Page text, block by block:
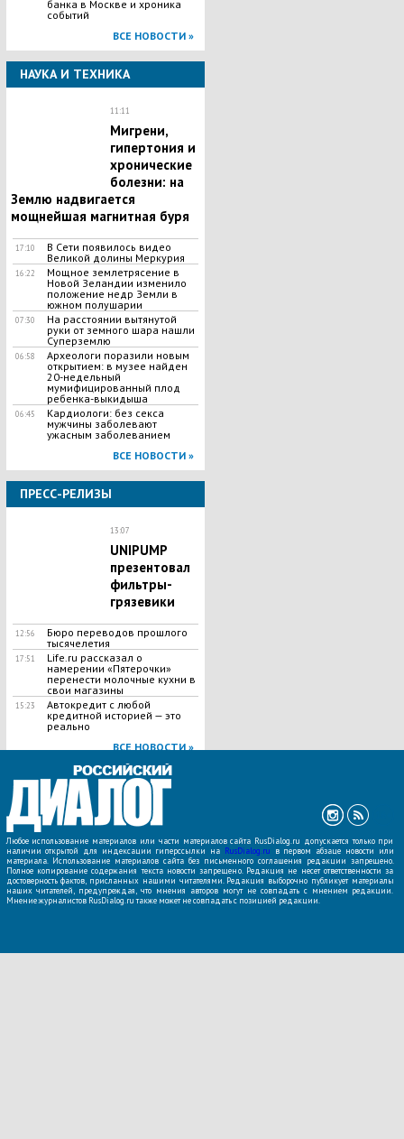
банка в Москве и хроника
событий
ВСЕ НОВОСТИ »
НАУКА И ТЕХНИКА
11:11
Мигрени,
гипертония и
хронические
болезни: на
Землю надвигается
мощнейшая магнитная буря
17:10
В Сети появилось видео
Великой долины Меркурия
16:22
Мощное землетрясение в
Новой Зеландии изменило
положение недр Земли в
южном полушарии
07:30
На расстоянии вытянутой
руки от земного шара нашли
Суперземлю
06:58
Археологи поразили новым
открытием: в музее найден
20-недельный
мумифицированный плод
ребенка-выкидыша
06:45
Кардиологи: без секса
мужчины заболевают
ужасным заболеванием
ВСЕ НОВОСТИ »
ПРЕСС-РЕЛИЗЫ
13:07
UNIPUMP
презентовал
фильтры-
грязевики
12:56
Бюро переводов прошлого
тысячелетия
17:51
Life.ru рассказал о
намерении «Пятерочки»
перенести молочные кухни в
свои магазины
15:23
Автокредит с любой
кредитной историей — это
реально
ВСЕ НОВОСТИ »
Любое использование материалов или части материалов сайта RusDialog.ru допускается только при
наличии открытой для индексации гиперссылки на RusDialog.ru в первом абзаце новости или
материала. Использование материалов сайта без письменного соглашения редакции запрещено.
Полное копирование содержания текста новости запрещено. Редакция не несет ответственности за
достоверность фактов, присланных нашими читателями. Редакция выборочно публикует материалы
наших читателей, предупреждая, что мнения авторов могут не совпадать с мнением редакции.
Мнение журналистов RusDialog.ru также может не совпадать с позицией редакции.